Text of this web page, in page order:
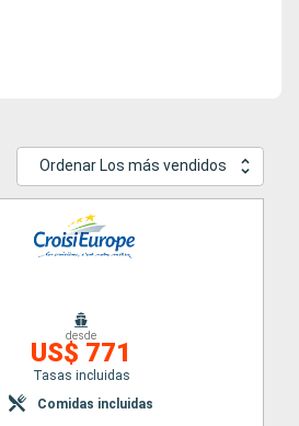
Ordenar Los más vendidos
desde
US$ 771
Tasas incluidas
Comidas incluidas